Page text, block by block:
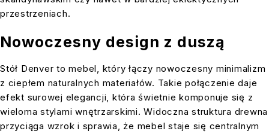
przestrzeniach.
Nowoczesny design z duszą
Stół Denver to mebel, który łączy nowoczesny minimalizm
z ciepłem naturalnych materiałów. Takie połączenie daje
efekt surowej elegancji, która świetnie komponuje się z
wieloma stylami wnętrzarskimi. Widoczna struktura drewna
przyciąga wzrok i sprawia, że mebel staje się centralnym